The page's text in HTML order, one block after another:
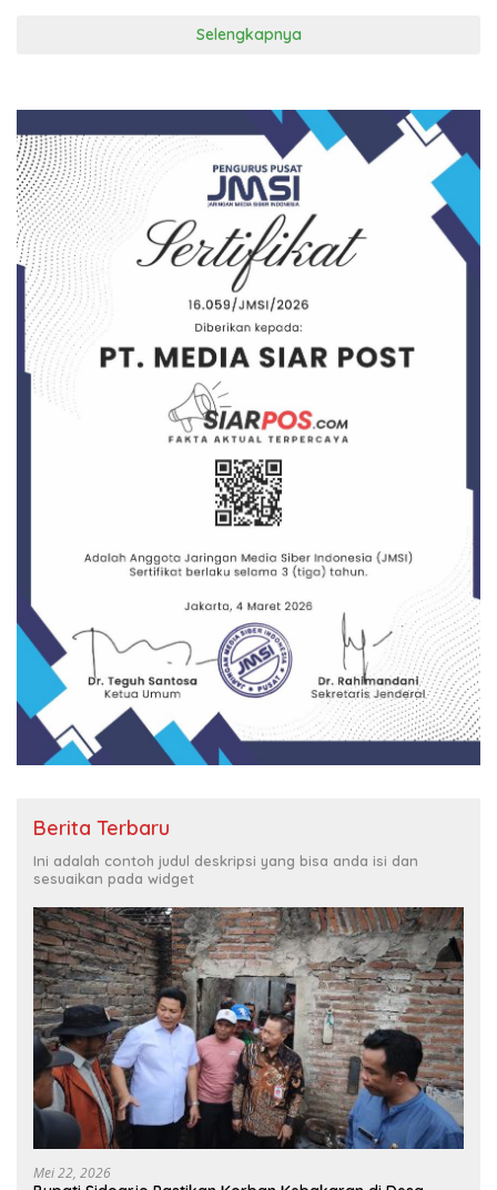
Selengkapnya
Berita Terbaru
Ini adalah contoh judul deskripsi yang bisa anda isi dan
sesuaikan pada widget
Mei 22, 2026